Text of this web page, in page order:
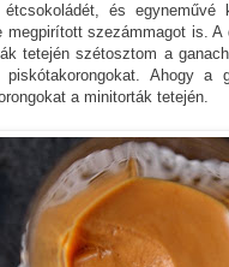
étcsokoládét, és egyneművé
megpirított szezámmagot is.
tetején szétosztom a
Ahogy a
a minitorták tetején.